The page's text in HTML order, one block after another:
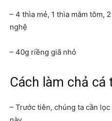
– 4 thìa mẻ, 1 thìa mắm tôm,
nghệ
– 40g riềng giã nhỏ
Cách làm chả cá
– Trước tiên, chúng ta cần